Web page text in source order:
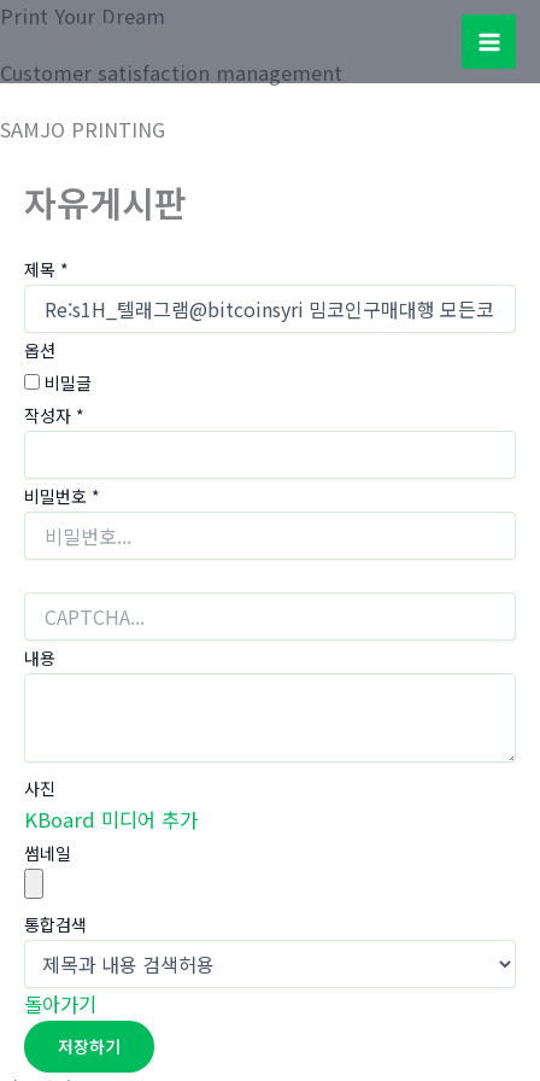
콘
츠
건
Samjo Printing Co. LTD.
Main
Print Your Dream
Customer satisfaction management
SAMJO PRINTING
자유게시판
제목 *
옵션
비밀글
작성자 *
비밀번호 *
내용
사진
KBoard 미디어 추가
썸네일
통합검색
돌아가기
저장하기